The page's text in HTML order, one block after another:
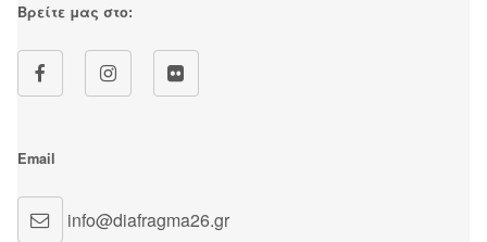
Email
info@diafragma26.gr
Βρείτε μας στο: